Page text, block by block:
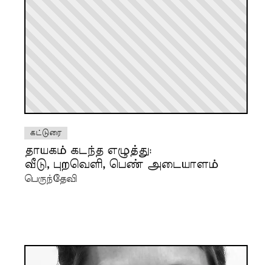
கட்டுரை
தாயகம் கடந்த எழுத்து:
வீடு, புறவெளி, பெண் அடையாளம்
பெருந்தேவி